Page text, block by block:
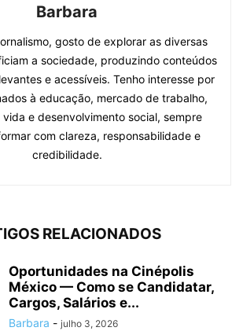
Barbara
gosto de explorar as diversas
a sociedade, produzindo conteúdos
e acessíveis. Tenho interesse por
à educação, mercado de trabalho,
e desenvolvimento social, sempre
com clareza, responsabilidade e
credibilidade.
RELACIONADOS
Oportunidades na Cinépolis
México — Como se Candidatar,
Cargos, Salários e...
Barbara - julho 3, 2026